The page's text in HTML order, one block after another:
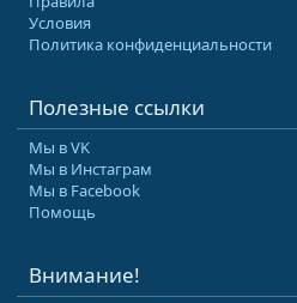
Условия
Политика конфиденциальности
Полезные ссылки
Мы в VK
Мы в Инстаграм
Мы в Facebook
Помощь
Внимание!